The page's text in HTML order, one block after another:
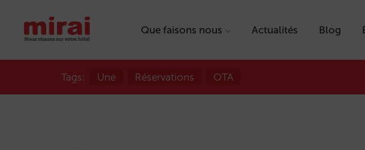
Que faisons nous Actualités Blog
Tags: Une Réservations OTA